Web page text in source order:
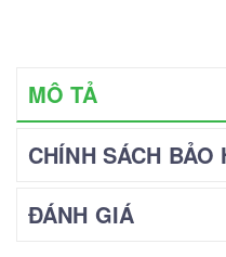
MÔ TẢ
CHÍNH SÁCH BẢO
ĐÁNH GIÁ